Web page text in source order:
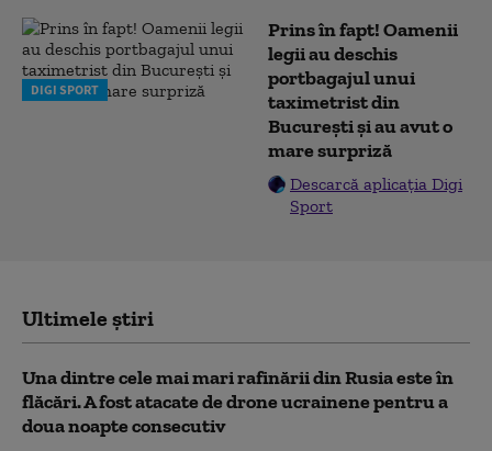
DIGI SPORT
Prins în fapt! Oamenii
legii au deschis
portbagajul unui
taximetrist din
București și au avut o
mare surpriză
Descarcă aplicația Digi
Sport
Ultimele știri
Una dintre cele mai mari rafinării din Rusia este în
flăcări. A fost atacate de drone ucrainene pentru a
doua noapte consecutiv